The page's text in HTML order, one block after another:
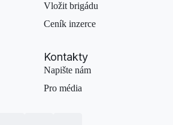
Vložit brigádu
Ceník inzerce
Kontakty
Napište nám
Pro média